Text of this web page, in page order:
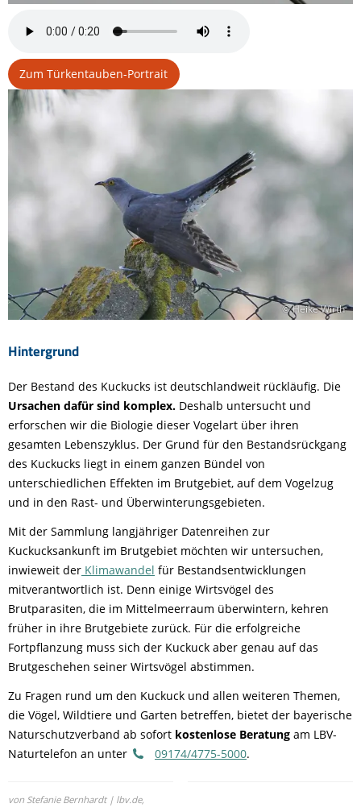
Zum Türkentauben-Portrait
Hintergrund
© Heike Wirth
Der Bestand des Kuckucks ist deutschlandweit rückläufig. Die
Ursachen dafür sind komplex. Deshalb untersucht und
erforschen wir die Biologie dieser Vogelart über ihren
gesamten Lebenszyklus. Der Grund für den Bestandsrückgang
des Kuckucks liegt in einem ganzen Bündel von
unterschiedlichen Effekten im Brutgebiet, auf dem Vogelzug
und in den Rast- und Überwinterungsgebieten.
Mit der Sammlung langjähriger Datenreihen zur
Kuckucksankunft im Brutgebiet möchten wir untersuchen,
inwieweit der Klimawandel für Bestandsentwicklungen
mitverantwortlich ist. Denn einige Wirtsvögel des
Brutparasiten, die im Mittelmeerraum überwintern, kehren
früher in ihre Brutgebiete zurück. Für die erfolgreiche
Fortpflanzung muss sich der Kuckuck aber genau auf das
Brutgeschehen seiner Wirtsvögel abstimmen.
Zu Fragen rund um den Kuckuck und allen weiteren Themen,
die Vögel, Wildtiere und Garten betreffen, bietet der bayerische
Naturschutzverband ab sofort kostenlose Beratung am LBV-
Naturtelefon an unter
09174/4775-5000.
von Stefanie Bernhardt | lbv.de,